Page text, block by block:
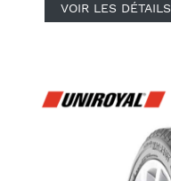
VOIR LES DÉTAILS